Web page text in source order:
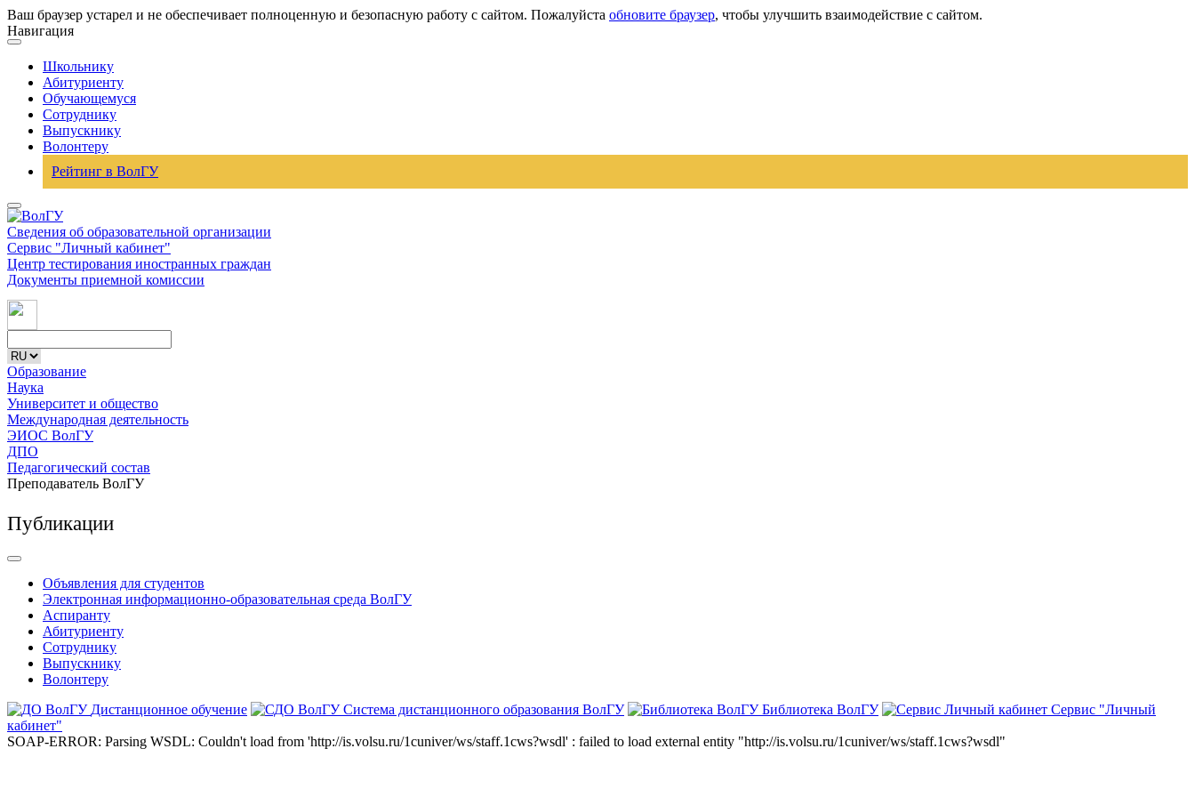
Ваш браузер устарел и не обеспечивает полноценную и безопасную работу с сайтом. Пожалуйста обновите браузер, чтобы улучшить взаимодействие с сайтом.
Навигация
Школьнику
Абитуриенту
Обучающемуся
Сотруднику
Выпускнику
Волонтеру
Рейтинг в ВолГУ
Сведения об образовательной организации
Сервис "Личный кабинет"
Центр тестирования иностранных граждан
Документы приемной комиссии
Образование
Наука
Университет и общество
Международная деятельность
ЭИОС ВолГУ
ДПО
Педагогический состав
Преподаватель ВолГУ
Публикации
Объявления для студентов
Электронная информационно-образовательная среда ВолГУ
Аспиранту
Абитуриенту
Сотруднику
Выпускнику
Волонтеру
Дистанционное обучение
Система дистанционного образования ВолГУ Библиотека ВолГУ
Сервис "Личный
кабинет"
SOAP-ERROR: Parsing WSDL: Couldn't load from 'http://is.volsu.ru/1cuniver/ws/staff.1cws?wsdl' : failed to load external entity "http://is.volsu.ru/1cuniver/ws/staff.1cws?wsdl"